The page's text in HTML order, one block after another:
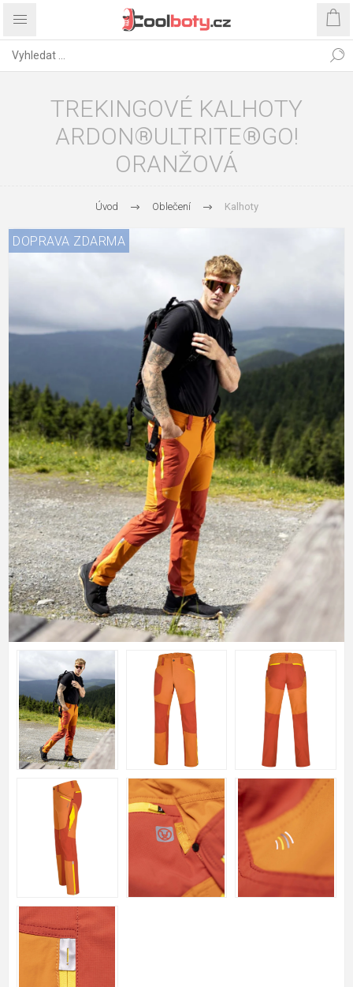
TREKINGOVÉ KALHOTY
ARDON®ULTRITE®GO!
ORANŽOVÁ
Úvod Oblečení Kalhoty
DOPRAVA ZDARMA